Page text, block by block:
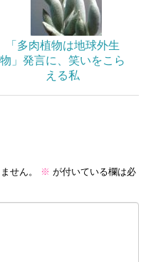
「多肉植物は地球外生
物」発言に、笑いをこら
える私
せん。 ※ が付いている欄は必